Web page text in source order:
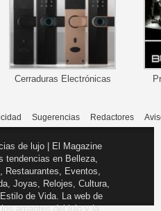
Cerraduras Electrónicas
Sugerencias Redactores
de lujo | El Magazine
tendencias en Belleza,
Restaurantes, Eventos,
Joyas, Relojes, Cultura,
de Vida. La web de
amantes del lujo y la